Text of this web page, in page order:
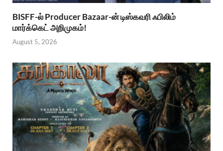
BISFF-ல் Producer Bazaar-ன் டிஸ்கவரி ஃபிலிம்
மார்க்கெட் அறிமுகம்!
August 5, 2026